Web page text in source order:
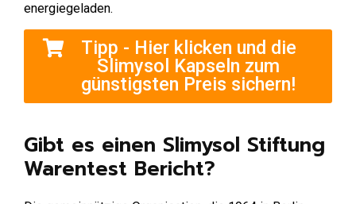
energiegeladen.
Tipp - Hier klicken und die
Slimysol Kapseln zum
günstigsten Preis sichern!
Gibt es einen Slimysol Stiftung
Warentest Bericht?